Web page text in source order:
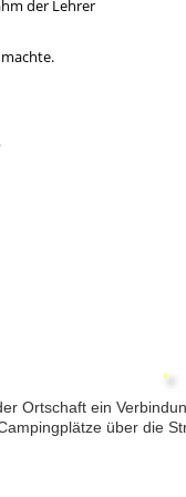
Ortschaft ein
über die
der Lehrer